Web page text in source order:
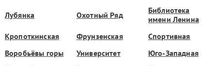
Лубянка Охотный Ряд
Библиотека
имени Ленина
Кропоткинская
Фрунзенская
Спортивная
Воробьёвы горы
Университет
Юго-Западная